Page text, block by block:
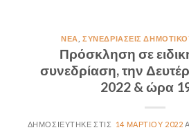
ΝΈΑ ,ΣΥΝΕΔΡΙΆΣΕΙΣ
Πρόσκληση σε
συνεδρίαση, την
2022 & ώρα
14 ΜΑΡΤΊΟΥ 2022